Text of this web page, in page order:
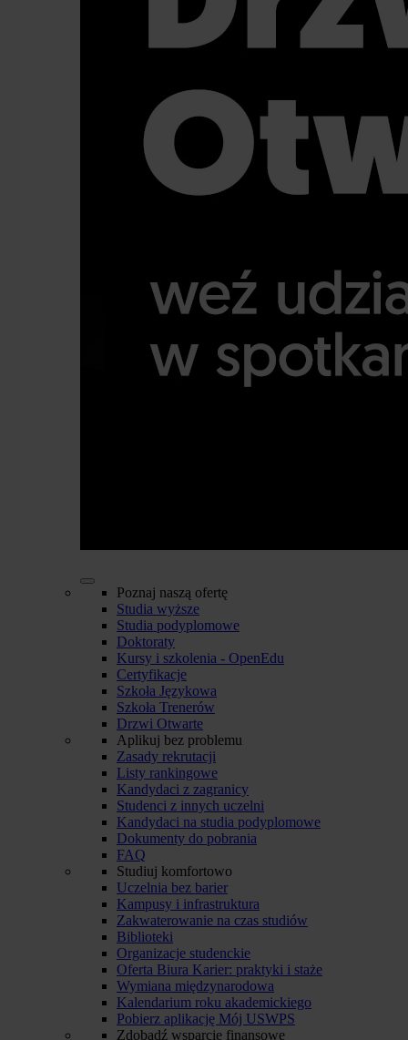
Poznaj naszą ofertę
Studia wyższe
Studia podyplomowe
Doktoraty
Kursy i szkolenia - OpenEdu
Certyfikacje
Szkoła Językowa
Szkoła Trenerów
Drzwi Otwarte
Aplikuj bez problemu
Zasady rekrutacji
Listy rankingowe
Kandydaci z zagranicy
Studenci z innych uczelni
Kandydaci na studia podyplomowe
Dokumenty do pobrania
FAQ
Studiuj komfortowo
Uczelnia bez barier
Kampusy i infrastruktura
Zakwaterowanie na czas studiów
Biblioteki
Organizacje studenckie
Oferta Biura Karier: praktyki i staże
Wymiana międzynarodowa
Kalendarium roku akademickiego
Pobierz aplikację Mój USWPS
Zdobądź wsparcie finansowe